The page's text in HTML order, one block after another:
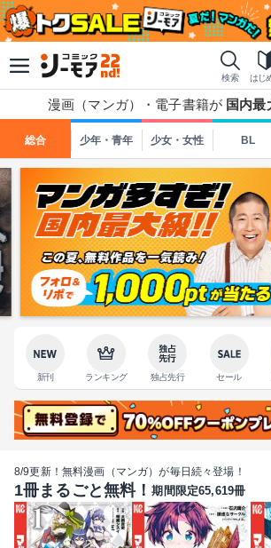
検索 はじ
漫画（マンガ）・電子書籍が 国内最
総合 少年・青年 少女・女性 BL
新刊 ランキング 独占先行 セール
8/9更新！無料漫画（マンガ）が毎日続々登場！
1冊まるごと無料！期間限定65,619冊